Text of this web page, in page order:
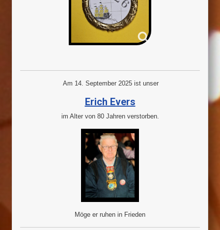
Am 14. September 2025 ist unser
Erich Evers
im Alter von 80 Jahren verstorben.
Möge er ruhen in Frieden